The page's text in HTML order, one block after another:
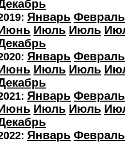
Январь Февраль
Июль Июль
Январь Февраль
Июль Июль
Январь Февраль
Июль Июль
Январь Февраль